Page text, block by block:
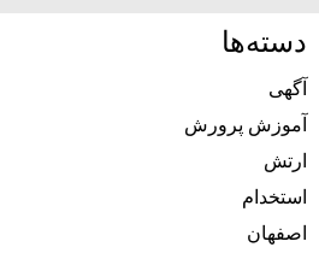
دسته‌ها
آگهی
آموزش پرورش
ارتش
استخدام
اصفهان